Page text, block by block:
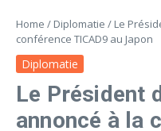
Home / Diplomatie / Le
conférence TICAD9 au Japon
Diplomatie
Le Président
annoncé à la